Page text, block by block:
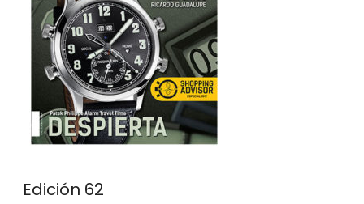
Edición 62